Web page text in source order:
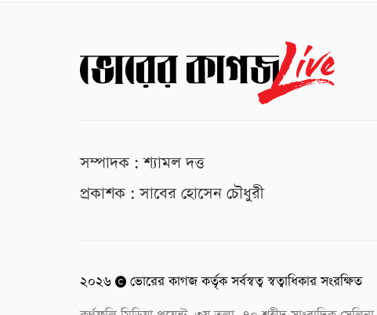
সম্পাদক : শ্যামল দত্ত
প্রকাশক : সাবের হোসেন চৌধুরী
২০২৬
ভোরের কাগজ কর্তৃক সর্বস্বত্ব স্বত্বাধিকার সংরক্ষিত